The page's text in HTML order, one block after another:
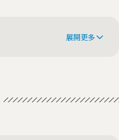
展開更多
commission